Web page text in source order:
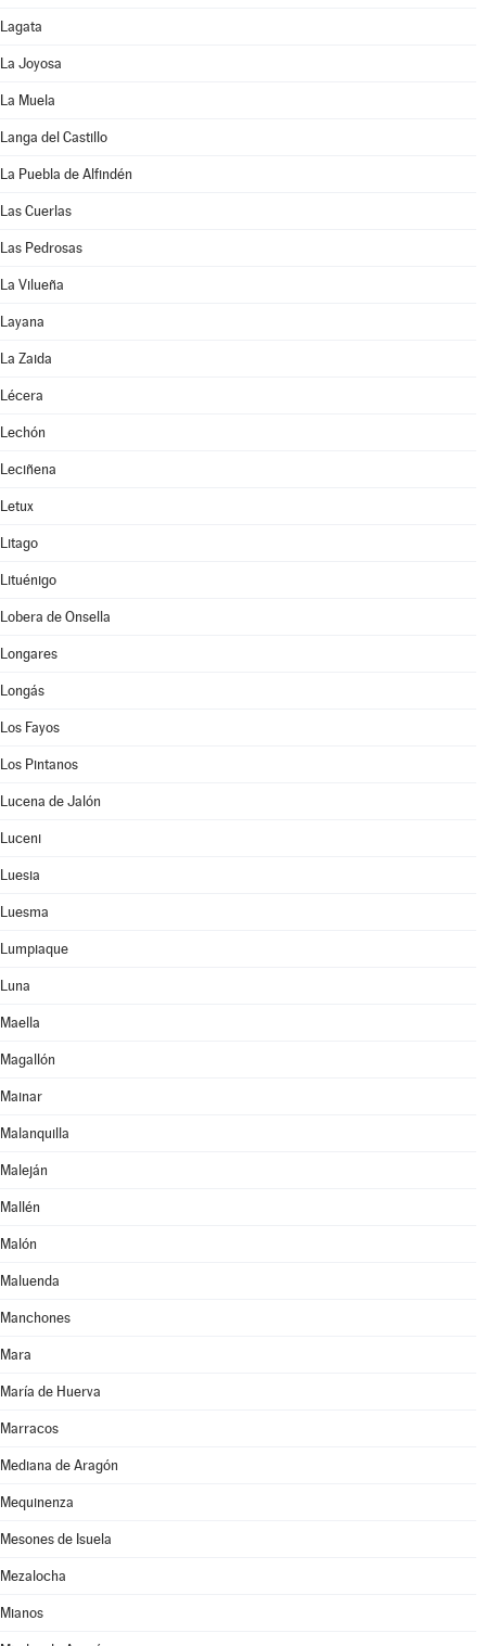
Lagata
La Joyosa
La Muela
Langa del Castillo
La Puebla de Alfindén
Las Cuerlas
Las Pedrosas
La Vilueña
Layana
La Zaida
Lécera
Lechón
Leciñena
Letux
Litago
Lituénigo
Lobera de Onsella
Longares
Longás
Los Fayos
Los Pintanos
Lucena de Jalón
Luceni
Luesia
Luesma
Lumpiaque
Luna
Maella
Magallón
Mainar
Malanquilla
Maleján
Mallén
Malón
Maluenda
Manchones
Mara
María de Huerva
Marracos
Mediana de Aragón
Mequinenza
Mesones de Isuela
Mezalocha
Mianos